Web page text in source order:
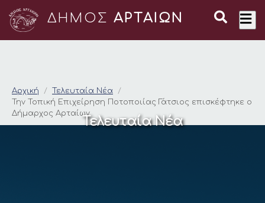
ΔΗΜΟΣ ΑΡΤΑΙΩΝ
Την Τοπική
Αρχική
Τελευταία Νέα
Την Τοπική Επιχείρηση Ποτοποιίας Γάτσιος επισκέφτηκε ο
Δήμαρχος Αρταίων
Τελευταία Νέα